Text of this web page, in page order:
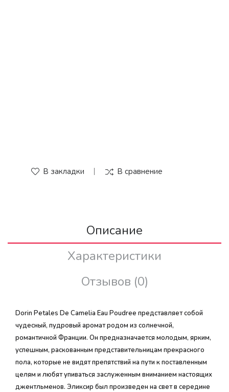
В закладки В сравнение
Описание
Характеристики
Отзывов (0)
Dorin Petales De Camelia Eau Poudree представляет собой
чудесный, пудровый аромат родом из солнечной,
романтичной Франции. Он предназначается молодым, ярким,
успешным, раскованным представительницам прекрасного
пола, которые не видят препятствий на пути к поставленным
целям и любят упиваться заслуженным вниманием настоящих
джентльменов. Эликсир был произведен на свет в середине